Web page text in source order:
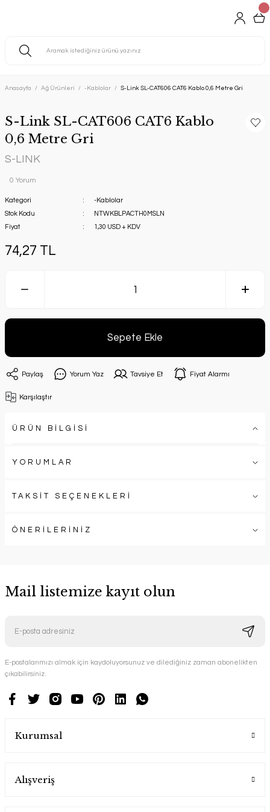
Anasayfa Ağ Ürünleri -Kablolar S-Link SL-CAT606 CAT6 Kablo 0,6 Metre Gri
S-Link SL-CAT606 CAT6 Kablo
0,6 Metre Gri
S-LINK
0 Yorum
Kategori
-Kablolar
Stok Kodu
NTWKBLPACTH0MSLN
Fiyat
1,30 USD + KDV
74,27 TL
Sepete Ekle
Paylaş Yorum Yaz Tavsiye Et Fiyat Alarmı
Karşılaştır
ÜRÜN BİLGİSİ
YORUMLAR
TAKSİT SEÇENEKLERİ
ÖNERİLERİNİZ
Mail listemize kayıt olun
E-postalarımızı almak için kaydoluyorsunuz ve dilediğiniz zaman abonelikten
çıkabilirsiniz.
Kurumsal
Alışveriş